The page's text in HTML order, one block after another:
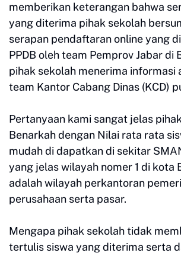
memberikan keterangan bahwa
yang diterima pihak sekolah
serapan pendaftaran online yang
PPDB oleh team Pemprov Jabar di
pihak sekolah menerima informasi
team Kantor Cabang Dinas (KCD)
Pertanyaan kami sangat jelas
Benarkah dengan Nilai rata rata
mudah di dapatkan di sekitar
yang jelas wilayah nomer 1 di kota
adalah wilayah perkantoran
perusahaan serta pasar.
Mengapa pihak sekolah tidak
tertulis siswa yang diterima serta